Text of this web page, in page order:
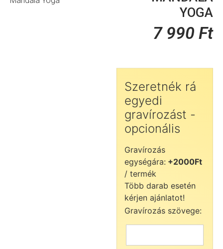
YOGA
7 990 Ft
Szeretnék rá
egyedi
gravírozást -
opcionális
Gravírozás
egységára: +2000Ft
/ termék
Több darab esetén
kérjen ajánlatot!
Gravírozás szövege: